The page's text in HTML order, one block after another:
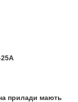
прилади мають